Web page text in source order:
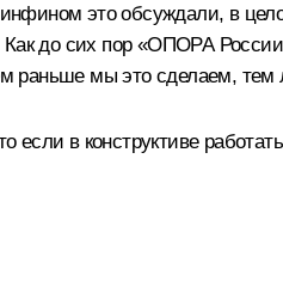
это обсуждали, в
Как до сих пор «ОПОРА
раньше мы это сделаем, тем
в конструктиве работать